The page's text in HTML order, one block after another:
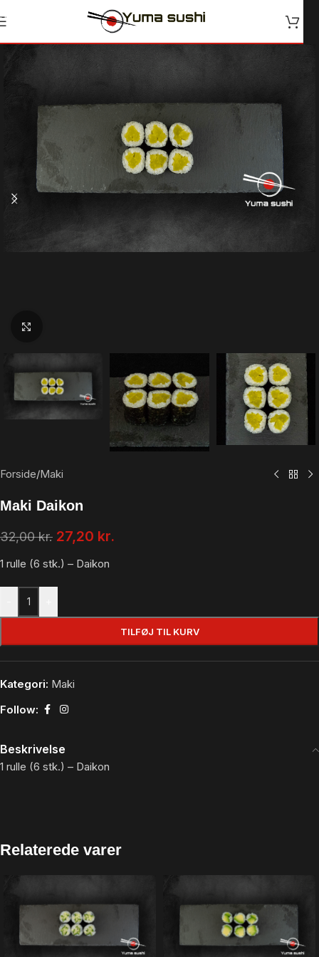
Skip to navigation
Forside/Maki
Maki Daikon
32,00kr. 27,20 kr.
1 rulle (6 stk.) – Daikon
TILFØJ TIL KURV
Kategori: Maki
Follow:
Beskrivelse
1 rulle (6 stk.) – Daikon
Relaterede varer